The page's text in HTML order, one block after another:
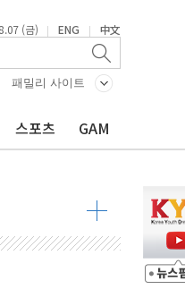
(금) | ENG | 中文
패밀리 사이트
스포츠 GAM
리 폐사